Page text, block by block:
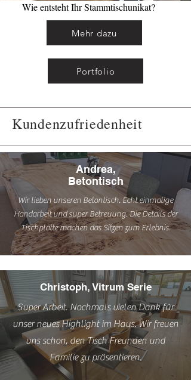
Wie entsteht Ihr Stammtischunikat?
Mehr dazu
Portfolio
Kundenzufriedenheit
Andrea,
Betontisch
Wir lieben unseren Betontisch. Echt einmalige
Handarbeit und super Betreuung. Die Details der
Tischplatte machen das Sitzen zum Erlebnis.
Christoph, Vitrum Serie
Super Arbeit. Nochmals vielen Dank für
unser neues Highlight im Haus. Wir freuen
uns schon, den Tisch Freunden und
Familie zu präsentieren.